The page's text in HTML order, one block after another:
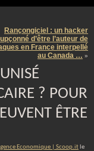
Rançongiciel : un hacker
d’être l’auteur de
en France interpellé
au Canada … »
? POUR
ÊTRE
Economique | Scoop.it le